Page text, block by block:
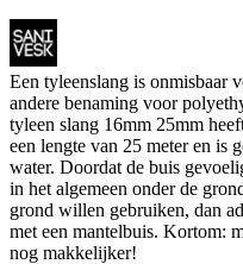
Een tyleenslang is onmisbaar
andere benaming voor
tyleen slang 16mm 25mm
een lengte van 25 meter en is
water. Doordat de buis
in het algemeen onder de
grond willen gebruiken, dan
met een mantelbuis. Kortom:
nog makkelijker!